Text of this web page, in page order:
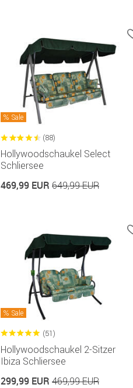
Sale
(88)
Hollywoodschaukel Select
Schliersee
469,99 EUR 649,99 EUR
Sale
(51)
Hollywoodschaukel 2-Sitzer
Ibiza Schliersee
299,99 EUR 469,99 EUR